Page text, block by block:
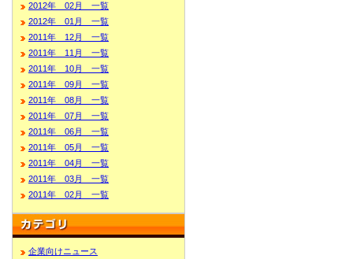
2012年 02月 一覧
2012年 01月 一覧
2011年 12月 一覧
2011年 11月 一覧
2011年 10月 一覧
2011年 09月 一覧
2011年 08月 一覧
2011年 07月 一覧
2011年 06月 一覧
2011年 05月 一覧
2011年 04月 一覧
2011年 03月 一覧
2011年 02月 一覧
企業向けニュース